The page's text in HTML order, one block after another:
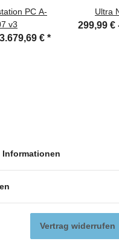
PC A-
v3
3.679,69 € *
Ultra
299,99 €
Informationen
Vertrag widerrufen